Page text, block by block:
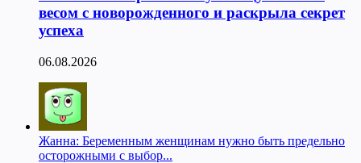
весом с новорожденного и раскрыла секрет
успеха
06.08.2026
Жанна: Беременным женщинам нужно быть предельно
осторожными с выбор...